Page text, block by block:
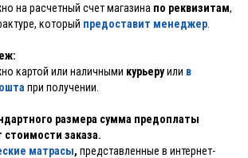
на расчетный счет магазина по реквизитам,
который предоставит менеджер
картой или наличными курьеруили в
при получении.
размера сумма предоплаты
стоимости заказа.
матрасы, представленные в интернет-